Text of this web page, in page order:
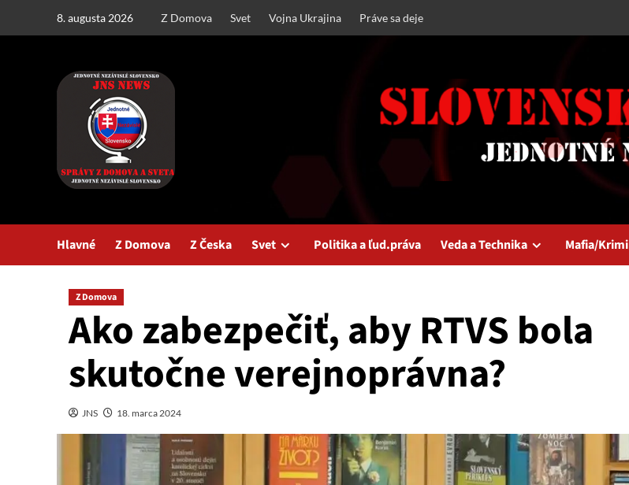
8. augusta 2026 Z Domova Svet Vojna Ukrajina Práve sa deje
Hlavné Z Domova Z Česka Svet Politika a ľud.práva Veda a Technika Mafia/Krimi
Z Domova
Ako zabezpečiť, aby RTVS bola
skutočne verejnoprávna?
JNS 18. marca 2024